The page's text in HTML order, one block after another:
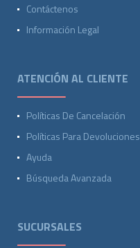
Contáctenos
Información Legal
ATENCIÓN AL CLIENTE
Políticas De Cancelación
Políticas Para Devoluciones
Ayuda
Búsqueda Avanzada
SUCURSALES